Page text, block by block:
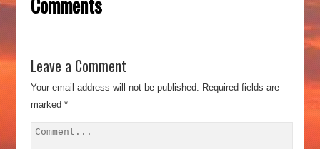
Leave a Comment
Your email address will not be published. Required fields are
marked *